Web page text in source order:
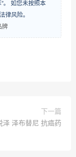
。 如您未按照本
律风险。
牌
下一篇
泽 泽布替尼 抗癌药